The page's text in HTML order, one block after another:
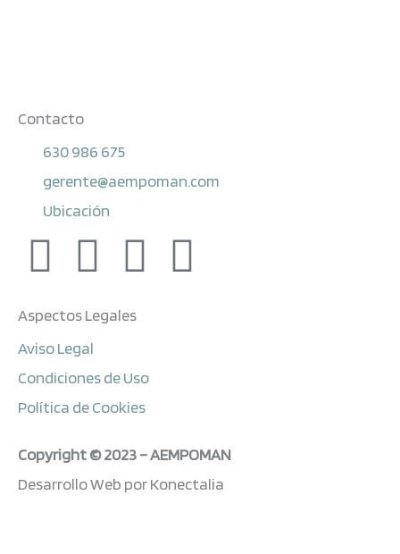
Contacto
630 986 675
gerente@aempoman.com
Ubicación
F
a
c
e
b
o
L
i
n
k
d
Y
o
t
b
I
g
Aspectos Legales
Aviso Legal
Condiciones de Uso
Política de Cookies
Copyright © 2023 – AEMPOMAN
Desarrollo Web por Konectalia